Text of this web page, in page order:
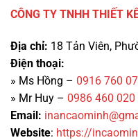
CÔNG TY TNHH THIẾT
Địa chỉ: 18 Tản Viên,
Điện thoại:
» Ms Hồng – 0916 760
» Mr Huy – 0986 460 020
Email:
Website: https://